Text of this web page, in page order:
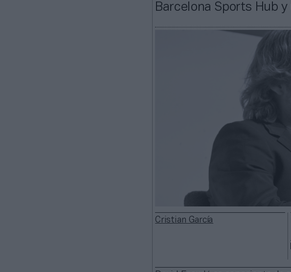
Barcelona Sports Hub
Cristian García